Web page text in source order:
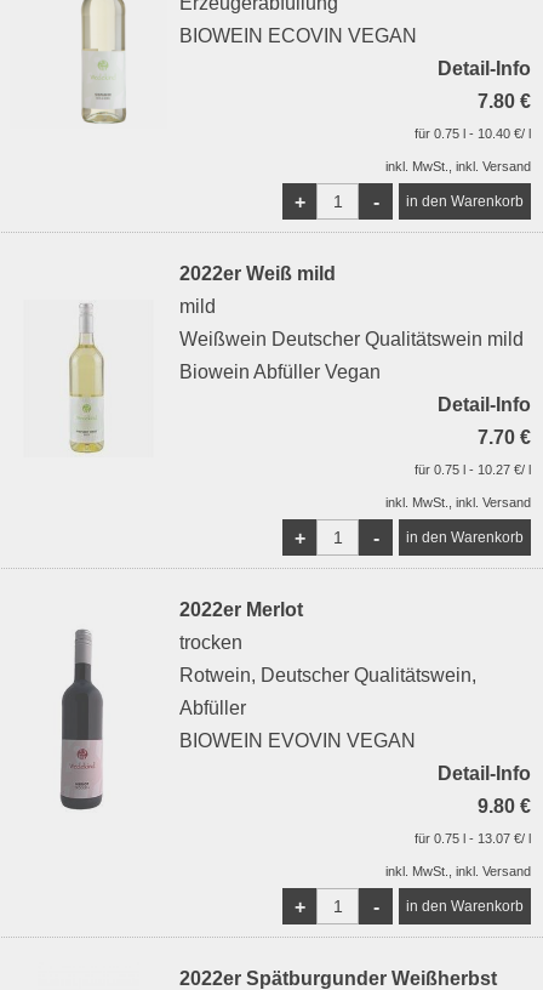
BIOWEIN ECOVIN VEGAN
Detail-Info
7.80 €
für 0.75 l - 10.40 €/ l
inkl. MwSt., inkl. Versand
-
+
2022er Weiß mild
mild
Weißwein Deutscher Qualitätswein mild
Biowein Abfüller Vegan
Detail-Info
7.70 €
für 0.75 l - 10.27 €/ l
inkl. MwSt., inkl. Versand
-
+
2022er Merlot
trocken
Rotwein, Deutscher Qualitätswein,
Abfüller
BIOWEIN EVOVIN VEGAN
Detail-Info
9.80 €
für 0.75 l - 13.07 €/ l
inkl. MwSt., inkl. Versand
-
+
2022er Spätburgunder Weißherbst